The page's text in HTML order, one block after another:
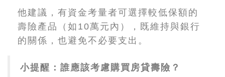
他建議，有資金考量者可選擇較低保額的
壽險產品（如10萬元內），既維持與銀行
的關係，也避免不必要支出。
小提醒：誰應該考慮購買房貸壽險？